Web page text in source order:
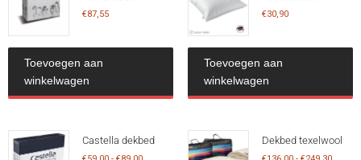
€87,55
Toevoegen aan
winkelwagen
€30,90
Toevoegen aan
winkelwagen
Castella dekbed Dekbed texelwool